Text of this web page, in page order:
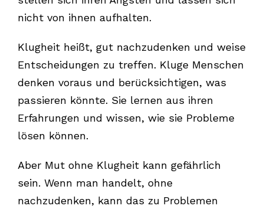
nicht von ihnen aufhalten.
Klugheit heißt, gut nachzudenken und weise
Entscheidungen zu treffen. Kluge Menschen
denken voraus und berücksichtigen, was
passieren könnte. Sie lernen aus ihren
Erfahrungen und wissen, wie sie Probleme
lösen können.
Aber Mut ohne Klugheit kann gefährlich
sein. Wenn man handelt, ohne
nachzudenken, kann das zu Problemen